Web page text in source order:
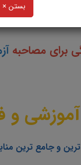
بستن ×لینک
برای مصاحبه
و
ترین و جامع ترین